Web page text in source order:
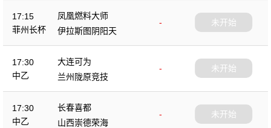
17:15
菲州长杯
凤凰燃料大师
-
伊拉斯图阴阳天
未开始
17:30
中乙
大连可为
-
兰州陇原竞技
未开始
17:30
中乙
长春喜都
-
山西崇德荣海
未开始